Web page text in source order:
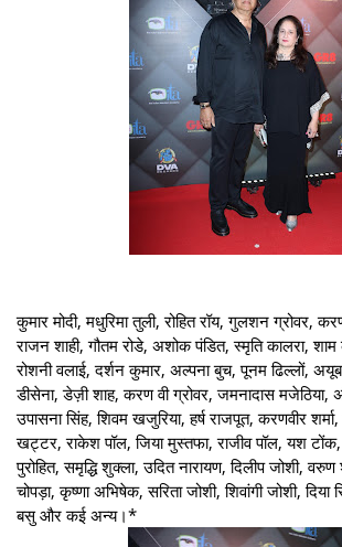
कुमार मोदी, मधुरिमा तुली, रोहित रॉय, गुलशन ग्रोवर,
राजन शाही, गौतम रोडे, अशोक पंडित, स्मृति कालरा, शाम
रोशनी वलाई, दर्शन कुमार, अल्पना बुच, पूनम ढिल्लों,
डीसेना, डेज़ी शाह, करण वी ग्रोवर, जमनादास मजेठिया,
उपासना सिंह, शिवम खजुरिया, हर्ष राजपूत, करणवीर
खट्टर, राकेश पॉल, जिया मुस्तफा, राजीव पॉल, यश टोंक,
पुरोहित, समृद्धि शुक्ला, उदित नारायण, दिलीप जोशी,
चोपड़ा, कृष्णा अभिषेक, सरिता जोशी, शिवांगी जोशी, दिया
बसु और कई अन्य।*